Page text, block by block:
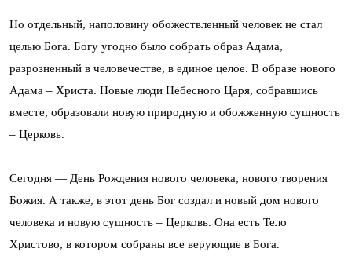
Но отдельный, наполовину обожествленный человек не стал
целью Бога. Богу угодно было собрать образ Адама,
разрозненный в человечестве, в единое целое. В образе нового
Адама – Христа. Новые люди Небесного Царя, собравшись
вместе, образовали новую природную и обожженную сущность
– Церковь.
Сегодня — День Рождения нового человека, нового творения
Божия. А также, в этот день Бог создал и новый дом нового
человека и новую сущность – Церковь. Она есть Тело
Христово, в котором собраны все верующие в Бога.